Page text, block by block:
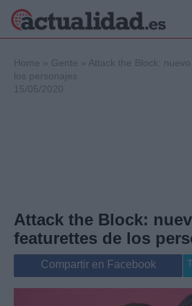
Internacional
Viajes
Home » Gente » Attack the Block:
los personajes
15/05/2020
Attack the Block:
featurettes de los
Compartir en Facebook